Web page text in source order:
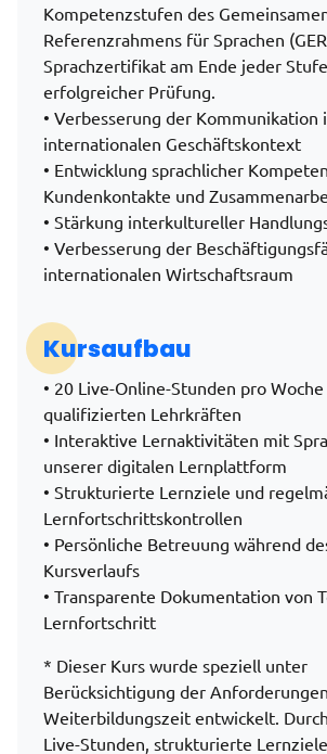
Kompetenzstufen des
Referenzrahmens für Sprachen
Sprachzertifikat am Ende jeder
erfolgreicher Prüfung.
• Verbesserung der Kommunikation
internationalen Geschäftskontext
• Entwicklung sprachlicher
Kundenkontakte und
• Stärkung interkultureller
• Verbesserung der
internationalen Wirtschaftsraum
Kursaufbau
• 20 Live-Online-Stunden pro
qualifizierten Lehrkräften
• Interaktive Lernaktivitäten mit
unserer digitalen Lernplattform
• Strukturierte Lernziele und
Lernfortschrittskontrollen
• Persönliche Betreuung während
Kursverlaufs
• Transparente Dokumentation von
Lernfortschritt
* Dieser Kurs wurde speziell unter
Berücksichtigung der
Weiterbildungszeit entwickelt.
Live-Stunden, strukturierte